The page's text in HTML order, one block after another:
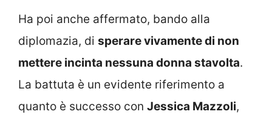
Ha poi anche affermato, bando alla
diplomazia, di sperare vivamente di non
mettere incinta nessuna donna stavolta.
La battuta è un evidente riferimento a
quanto è successo con Jessica Mazzoli,